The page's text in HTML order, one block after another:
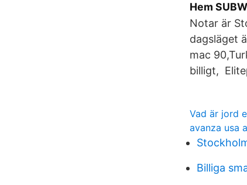
Hem
Notar är
dagsläget
mac
billigt,
Vad är jord
avanza usa
Billiga